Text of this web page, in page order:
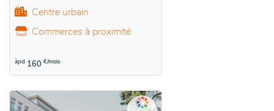
Centre urbain
Commerces à proximité
àpd 160 €/mois